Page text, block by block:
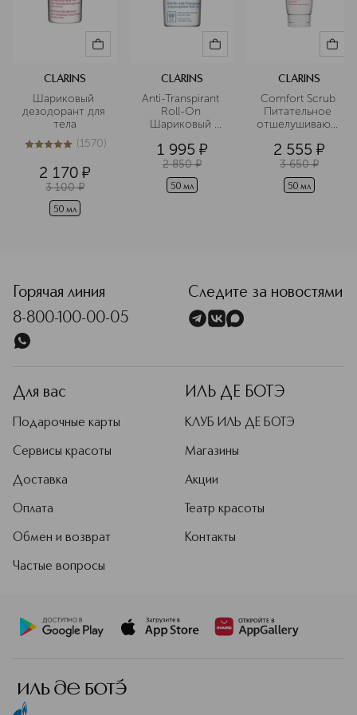
CLARINS
Шариковый
дезодорант для
тела
5из 51570 (1570)
2 170 ¤
3 100 ¤
50 мл
CLARINS
Anti-Transpirant
Roll-On
Шариковый
антиперспирант
для мужчин
1 995 ¤
2 850 ¤
50 мл
CLARINS
Comfort Scrub
Питательное
отшелушивающее
2 555 ¤
3 650 ¤
50 мл
Горячая линия
8-800-100-00-05
Следите за новостями
Для вас
Подарочные карты
Сервисы красоты
Доставка
Оплата
Обмен и возврат
Частые вопросы
ИЛЬ ДЕ БОТЭ
КЛУБ ИЛЬ ДЕ БОТЭ
Магазины
Акции
Театр красоты
Контакты